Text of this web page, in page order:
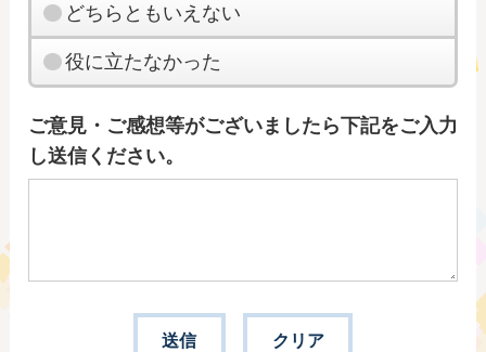
どちらともいえない
役に立たなかった
ご意見・ご感想等がございましたら下記をご入力
し送信ください。